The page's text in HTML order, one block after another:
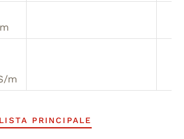
m
PRINCIPALE